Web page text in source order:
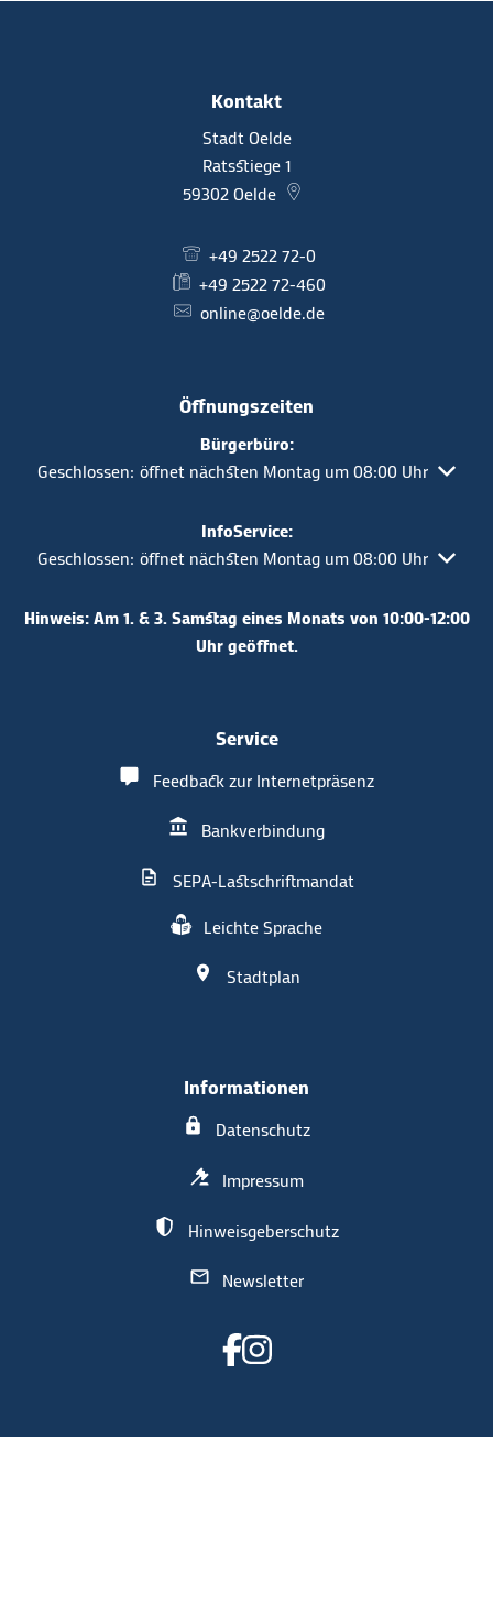
Kontakt
Stadt Oelde
Ratsstiege 1
59302 Oelde
+49 2522 72-0
+49 2522 72-460
online@oelde.de
Öffnungszeiten
Bürgerbüro:
Klicken, um weitere Öffnungs- oder Schließzeiten
Geschlossen: öffnet nächsten Montag um 08:00 Uhr
InfoService:
Klicken, um weitere Öffnungs- oder Schließzeiten
Geschlossen: öffnet nächsten Montag um 08:00 Uhr
Hinweis: Am 1. & 3. Samstag eines Monats von 10:00-12:00
Uhr geöffnet.
Service
Feedback zur Internetpräsenz
Bankverbindung
SEPA-Lastschriftmandat
Leichte Sprache
Stadtplan
Informationen
Datenschutz
Impressum
Hinweisgeberschutz
Newsletter